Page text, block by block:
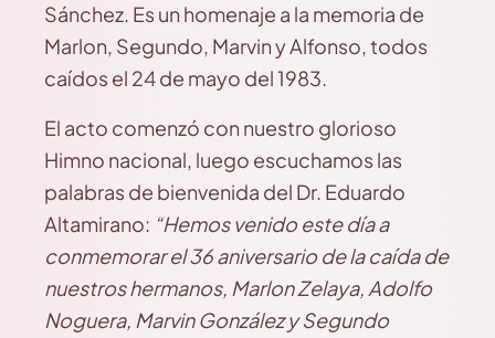
Sánchez. Es un homenaje a la memoria de
Marlon, Segundo, Marvin y Alfonso, todos
caídos el 24 de mayo del 1983.
El acto comenzó con nuestro glorioso
Himno nacional, luego escuchamos las
palabras de bienvenida del Dr. Eduardo
Altamirano: “Hemos venido este día a
conmemorar el 36 aniversario de la caída de
nuestros hermanos, Marlon Zelaya, Adolfo
Noguera, Marvin González y Segundo